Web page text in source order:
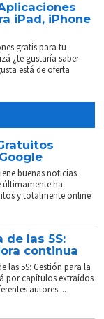
iPad, iPhone
gratis para tu
¿te gustaría saber
está de oferta
buenas noticias
últimamente ha
y totalmente online
de las 5S:
continua
las 5S: Gestión para la
por capítulos extraídos
autores....